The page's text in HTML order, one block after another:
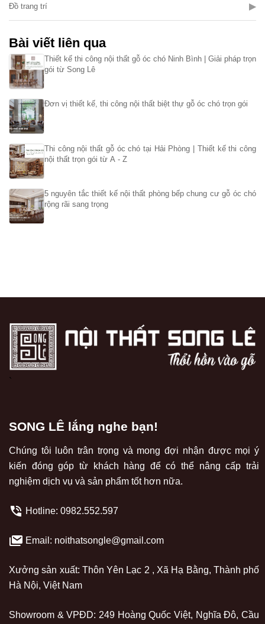
Đồ trang trí ▶
Bài viết liên qua
Thiết kế thi công nội thất gỗ óc chó Ninh Bình | Giải pháp trọn
gói từ Song Lê
Đơn vị thiết kế, thi công nội thất biệt thự gỗ óc chó trọn gói
Thi công nội thất gỗ óc chó tại Hải Phòng | Thiết kế thi công
nội thất trọn gói từ A - Z
5 nguyên tắc thiết kế nội thất phòng bếp chung cư gỗ óc chó
rộng rãi sang trọng
`
SONG LÊ lắng nghe bạn!
Chúng tôi luôn trân trọng và mong đợi nhận được mọi ý
kiến đóng góp từ khách hàng để có thể nâng cấp trải
nghiệm dịch vụ và sản phẩm tốt hơn nữa.
Hotline: 0982.552.597
Email: noithatsongle@gmail.com
Xưởng sản xuất: Thôn Yên Lạc 2 , Xã Hạ Bằng, Thành phố
Hà Nội, Việt Nam
Showroom & VPĐD: 249 Hoàng Quốc Việt, Nghĩa Đô, Cầu